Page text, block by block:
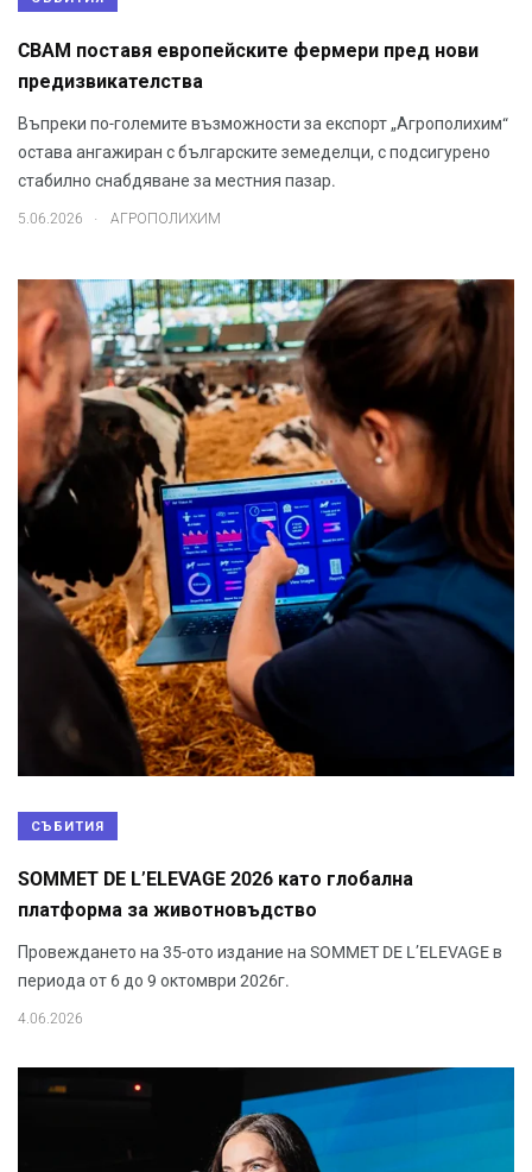
CBAM поставя европейските фермери пред нови
предизвикателства
Въпреки по-големите възможности за експорт „Агрополихим“
остава ангажиран с българските земеделци, с подсигурено
стабилно снабдяване за местния пазар.
5.06.2026 . АГРОПОЛИХИМ
СЪБИТИЯ
SOMMET DE L’ELEVAGE 2026 като глобална
платформа за животновъдство
Провеждането на 35-ото издание на SOMMET DE L’ELEVAGE в
периода от 6 до 9 октомври 2026г.
4.06.2026